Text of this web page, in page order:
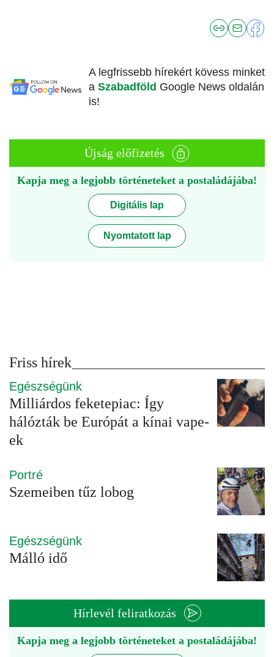
A legfrissebb hírekért kövess minket
a Szabadföld Google News oldalán
is!
Újság előfizetés
Kapja meg a legjobb történeteket a postaládájába!
Digitális lap
Nyomtatott lap
Friss hírek
Egészségünk
Milliárdos feketepiac: Így
hálózták be Európát a kínai vape-
ek
Portré
Szemeiben tűz lobog
Egészségünk
Málló idő
Hírlevél feliratkozás
Kapja meg a legjobb történeteket a postaládájába!